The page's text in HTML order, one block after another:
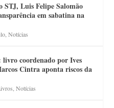
STJ, Luis Felipe Salomão
em sabatina na
,Notícias
coordenado por Ives
Cintra aponta riscos da
,Notícias